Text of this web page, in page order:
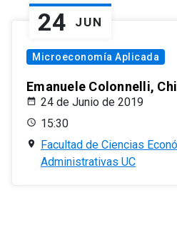
24 JUN
Microeconomía Aplicada
Emanuele Colonnelli,
24 de Junio de 2019
15:30
Facultad de Ciencias
Administrativas UC